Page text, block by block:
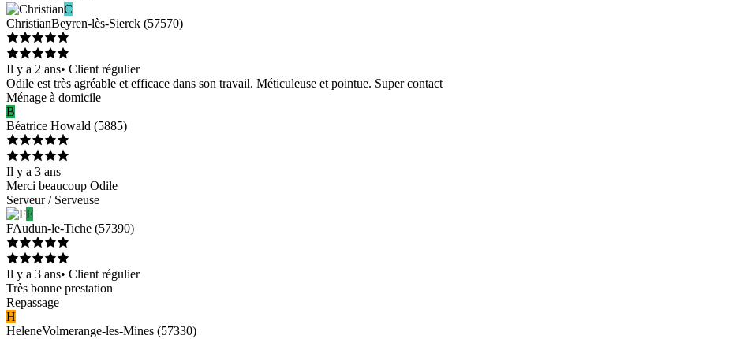
C
ChristianBeyren-lès-Sierck (57570)
Il y a 2 ans• Client régulier
Odile est très agréable et efficace dans son travail. Méticuleuse et pointue. Super contact
Ménage à domicile
B
Béatrice Howald (5885)
Il y a 3 ans
Merci beaucoup Odile
Serveur / Serveuse
F
FAudun-le-Tiche (57390)
Il y a 3 ans• Client régulier
Très bonne prestation
Repassage
H
HeleneVolmerange-les-Mines (57330)